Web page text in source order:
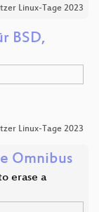
Linux-Tage 2023
BSD,
Linux-Tage 2023
Omnibus
erase a